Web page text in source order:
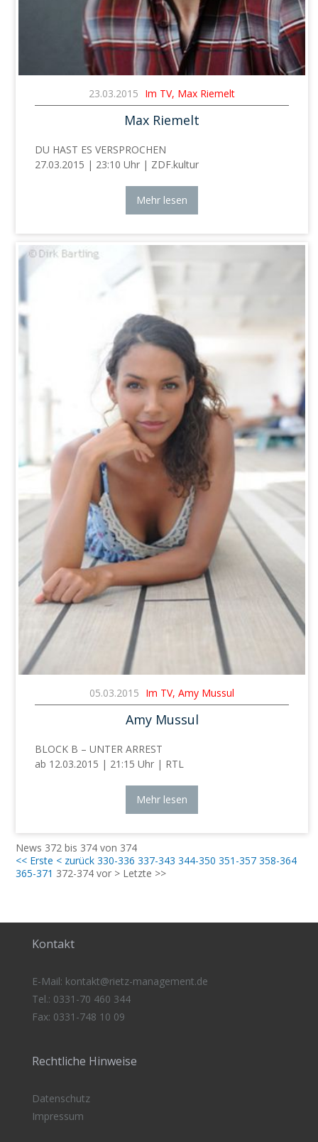
23.03.2015 Im TV, Max Riemelt
Max Riemelt
DU HAST ES VERSPROCHEN
27.03.2015 | 23:10 Uhr | ZDF.kultur
Mehr lesen
05.03.2015 Im TV, Amy Mussul
Amy Mussul
BLOCK B – UNTER ARREST
ab 12.03.2015 | 21:15 Uhr | RTL
Mehr lesen
News 372 bis 374 von 374
<< Erste < zurück 330-336 337-343 344-350 351-357 358-364
365-371 372-374 vor > Letzte >>
Kontakt
E-Mail: kontakt@rietz-management.de
Tel.: 0331-70 460 344
Fax: 0331-748 10 09
Rechtliche Hinweise
Datenschutz
Impressum